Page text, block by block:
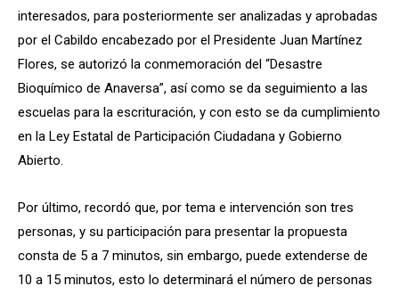
interesados, para posteriormente ser analizadas y aprobadas
por el Cabildo encabezado por el Presidente Juan Martínez
Flores, se autorizó la conmemoración del “Desastre
Bioquímico de Anaversa”, así como se da seguimiento a las
escuelas para la escrituración, y con esto se da cumplimiento
en la Ley Estatal de Participación Ciudadana y Gobierno
Abierto.
Por último, recordó que, por tema e intervención son tres
personas, y su participación para presentar la propuesta
consta de 5 a 7 minutos, sin embargo, puede extenderse de
10 a 15 minutos, esto lo determinará el número de personas